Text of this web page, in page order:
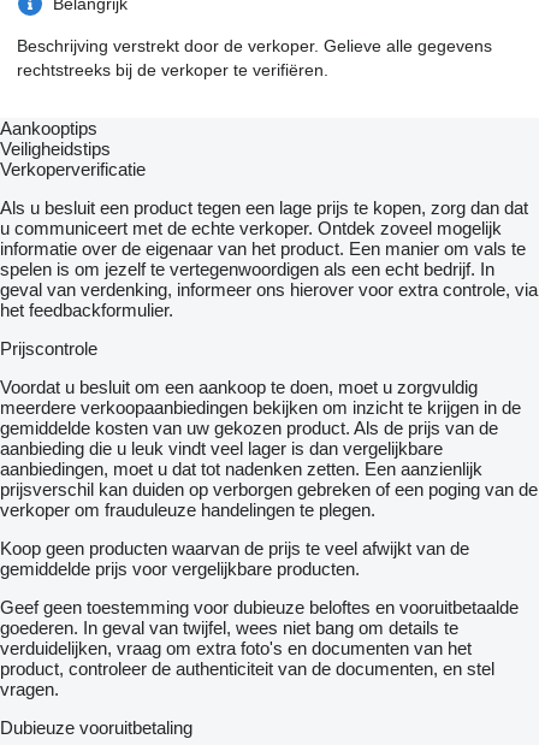
Aandrijflijn
PTO: 1179 uur
Opbouw
Materiaal: Staal
Laat contactgegevens zien
uw nieuwe vrachtwagen!
YV2XTY0G8FB721509
10x4
DagCab
Euro6
Hardox
23,8m3
MilieuKleppen
Nederlandse Registratie
= Meer informatie =
Algemene informatie
Aantal deuren: 2
Bedrijfsuren: 22.256
Cabine: enkel, dag
Kenteken: 90-BFX-3
Asconfiguratie
Vooras 1: Bandenmaat: 385/65 R22.5; Max. aslast: 10000 kg;
Vooras 2: Bandenmaat: 385/65 R22.5; Max. aslast: 10000 kg;
Meesturend; Merk assen: Aeolus
Middenas: Bandenmaat: 385/65 R22.5; Max. aslast: 10000 kg;
Meesturend; Merk assen: Aeolus
Achteras 1: Bandenmaat: 315/80 R.22.5; Max. aslast: 9500 kg;
Achteras 2: Bandenmaat: 385/65 R22.5; Max. aslast: 9500 kg;
Belangrijk
Beschrijving verstrekt door de verkoper. Gelieve alle gegevens
rechtstreeks bij de verkoper te verifiëren.
Aankooptips
Veiligheidstips
Verkoperverificatie
Als u besluit een product tegen een lage prijs te kopen, zorg dan dat
u communiceert met de echte verkoper. Ontdek zoveel mogelijk
informatie over de eigenaar van het product. Een manier om vals te
spelen is om jezelf te vertegenwoordigen als een echt bedrijf. In
geval van verdenking, informeer ons hierover voor extra controle, via
het feedbackformulier.
Prijscontrole
Voordat u besluit om een ​​aankoop te doen, moet u zorgvuldig
meerdere verkoopaanbiedingen bekijken om inzicht te krijgen in de
gemiddelde kosten van uw gekozen product. Als de prijs van de
aanbieding die u leuk vindt veel lager is dan vergelijkbare
aanbiedingen, moet u dat tot nadenken zetten. Een aanzienlijk
prijsverschil kan duiden op verborgen gebreken of een poging van de
verkoper om frauduleuze handelingen te plegen.
Koop geen producten waarvan de prijs te veel afwijkt van de
gemiddelde prijs voor vergelijkbare producten.
Geef geen toestemming voor dubieuze beloftes en vooruitbetaalde
goederen. In geval van twijfel, wees niet bang om details te
verduidelijken, vraag om extra foto's en documenten van het
product, controleer de authenticiteit van de documenten, en stel
vragen.
Dubieuze vooruitbetaling